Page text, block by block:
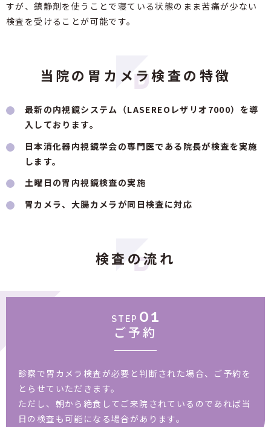
すが、鎮静剤を使うことで寝ている状態のまま苦痛が少ない
検査を受けることが可能です。
当院の胃カメラ検査の特徴
最新の内視鏡システム（LASEREOレザリオ7000）を導
入しております。
日本消化器内視鏡学会の専門医である院長が検査を実施
します。
土曜日の胃内視鏡検査の実施
胃カメラ、大腸カメラが同日検査に対応
検査の流れ
STEP 01
ご予約
診察で胃カメラ検査が必要と判断された場合、ご予約を
とらせていただきます。
ただし、朝から絶食してご来院されているのであれば当
日の検査も可能になる場合があります。